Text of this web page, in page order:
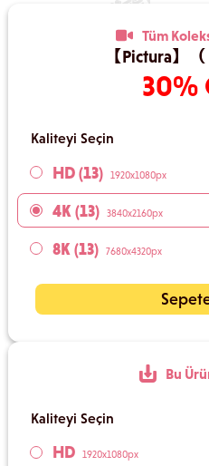
Tüm
【Pictura】
30%
Kaliteyi Seçin
HD (13) 1920x1080px
4K (13) 3840x2160px
8K (13) 7680x4320px
Bu
Kaliteyi Seçin
HD 1920x1080px